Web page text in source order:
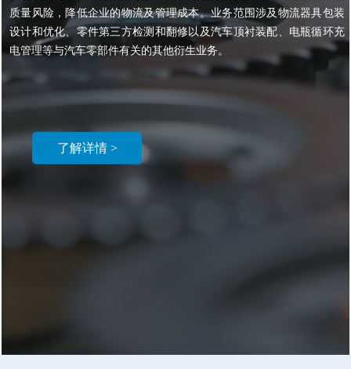
质量风险，降低企业的物流及管理成本。业务范围涉及物流器具包装
设计和优化、零件第三方检测和翻修以及汽车顶衬装配、电瓶循环充
电管理等与汽车零部件有关的其他衍生业务。
了解详情 >